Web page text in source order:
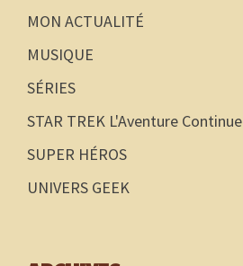
MON ACTUALITÉ
MUSIQUE
SÉRIES
STAR TREK L'Aventure Continue
SUPER HÉROS
UNIVERS GEEK